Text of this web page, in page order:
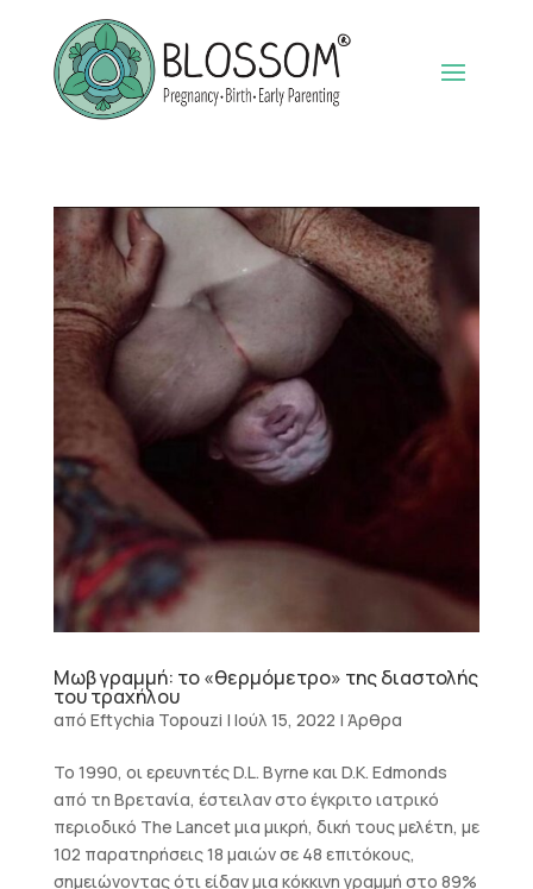
Μωβ γραμμή: το «θερμόμετρο» της διαστολής
του τραχήλου
από Eftychia Topouzi | Ιούλ 15, 2022 | Άρθρα
Το 1990, οι ερευνητές D.L. Byrne και D.K. Edmonds
από τη Βρετανία, έστειλαν στο έγκριτο ιατρικό
περιοδικό The Lancet μια μικρή, δική τους μελέτη, με
102 παρατηρήσεις 18 μαιών σε 48 επιτόκους,
σημειώνοντας ότι είδαν μια κόκκινη γραμμή στο 89%